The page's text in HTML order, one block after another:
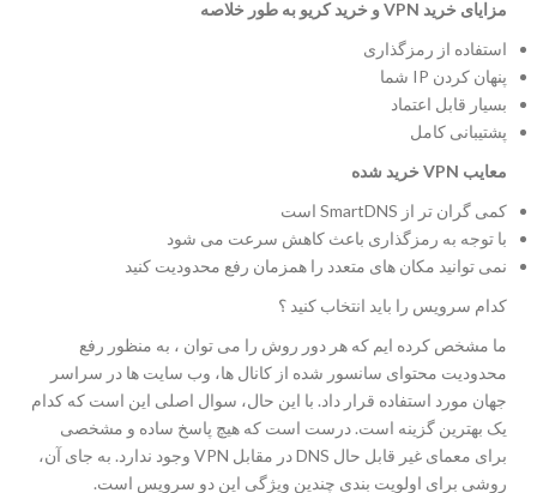
مزایای خرید VPN و خرید کریو به طور خلاصه
استفاده از رمزگذاری
پنهان کردن IP شما
بسیار قابل اعتماد
پشتیبانی کامل
معایب VPN خرید شده
کمی گران تر از SmartDNS است
با توجه به رمزگذاری باعث کاهش سرعت می شود
نمی توانید مکان های متعدد را همزمان رفع محدودیت کنید
کدام سرویس را باید انتخاب کنید ؟
ما مشخص کرده ایم که هر دور روش را می توان ، به منظور رفع
محدودیت محتوای سانسور شده از کانال ها، وب سایت ها در سراسر
جهان مورد استفاده قرار داد. با این حال، سوال اصلی این است که کدام
یک بهترین گزینه است. درست است که هیچ پاسخ ساده و مشخصی
برای معمای غیر قابل حال DNS در مقابل VPN وجود ندارد. به جای آن،
روشی برای اولویت بندی چندین ویژگی این دو سرویس است.